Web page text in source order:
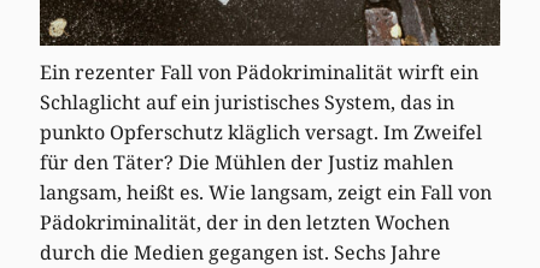
Ein rezenter Fall von Pädokriminalität wirft ein
Schlaglicht auf ein juristisches System, das in
punkto Opferschutz kläglich versagt. Im Zweifel
für den Täter? Die Mühlen der Justiz mahlen
langsam, heißt es. Wie langsam, zeigt ein Fall von
Pädokriminalität, der in den letzten Wochen
durch die Medien gegangen ist. Sechs Jahre